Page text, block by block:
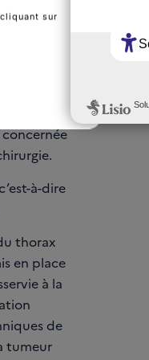
à-dire
thorax
en place
à la
de
tumeur
sur